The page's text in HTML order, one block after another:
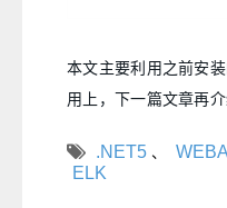
本文主要利用之前安
用上，下一篇文章再
.NET5 、
ELK